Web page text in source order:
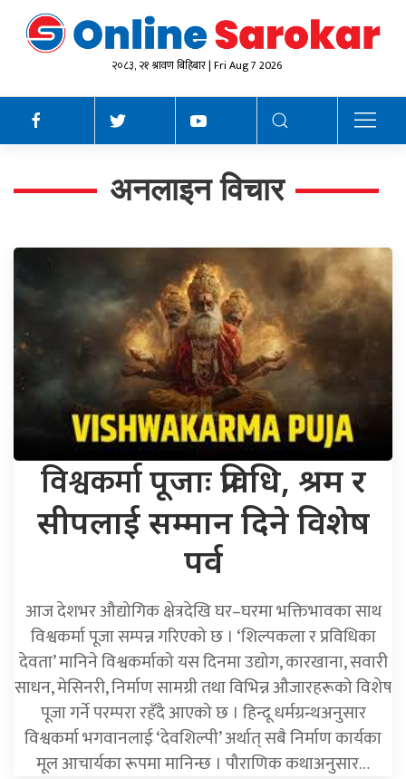
२०८३, २१ श्रावण बिहिबार | Fri Aug 7 2026
अनलाइन विचार
विश्वकर्मापूजाः प्रविधि, श्रम र
सीपलाई सम्मान दिने विशेष
पर्व
आज देशभर औद्योगिक क्षेत्रदेखि घर–घरमा भक्तिभावका साथ
विश्वकर्मा पूजा सम्पन्न गरिएको छ । ‘शिल्पकला र प्रविधिका
देवता’ मानिने विश्वकर्माको यस दिनमा उद्योग, कारखाना, सवारी
साधन, मेसिनरी, निर्माण सामग्री तथा विभिन्न औजारहरूको विशेष
पूजा गर्ने परम्परा रहँदै आएको छ । हिन्दू धर्मग्रन्थअनुसार
विश्वकर्मा भगवानलाई ‘देवशिल्पी’ अर्थात् सबै निर्माण कार्यका
मूल आचार्यका रूपमा मानिन्छ । पौराणिक कथाअनुसार…